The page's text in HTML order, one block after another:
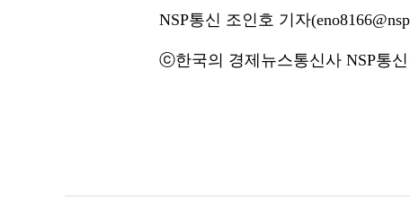
NSP통신 조인호 기자
ⓒ한국의 경제뉴스통신사 NSP통신